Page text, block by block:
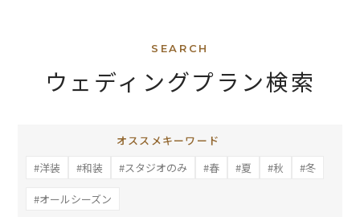
SEARCH
ウェディングプラン検索
オススメキーワード
#洋装
#和装 #スタジオのみ #春 #夏 #秋 #冬
#オールシーズン